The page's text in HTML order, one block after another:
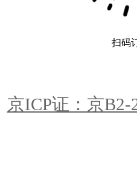
扫码
京ICP证：京B2-